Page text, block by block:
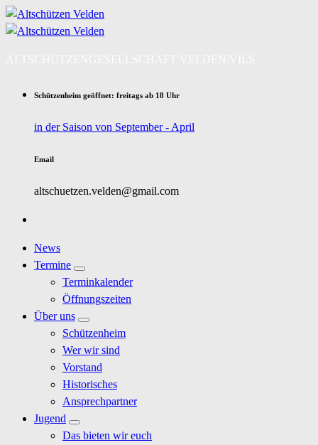
Zum
Inhalt
Schützenheim geöffnet: freitags ab 18 Uhr
in der Saison von September - April
Email
altschuetzen.velden@gmail.com
News
Termine
Terminkalender
Öffnungszeiten
Über uns
Schützenheim
Wer wir sind
Vorstand
Historisches
Ansprechpartner
Jugend
Das bieten wir euch